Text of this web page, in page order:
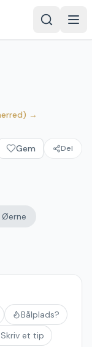
→
Gem Del
Bålplads?
Skriv et tip